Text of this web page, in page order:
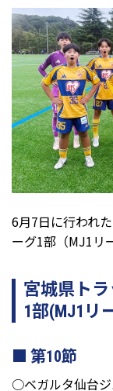
6月7日に行われ
ーグ1部（MJ1リ
宮城県ト
1部(MJ1リ
第10節
○ベガルタ仙台ジ